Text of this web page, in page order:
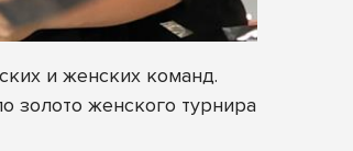
и женских команд.
золото женского турнира